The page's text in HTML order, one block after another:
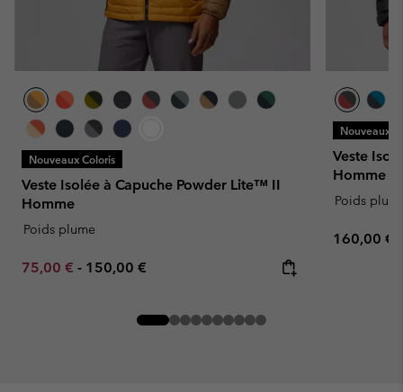
Nouveaux Coloris
Veste Isolée à Capuche Powder Lite™ II
Homme
Poids plume
Minimum sale price:
75,00 € - Maximum price:
150,00 €
Nouveaux
Veste
Homme -
Poids
Regular
160,00 €